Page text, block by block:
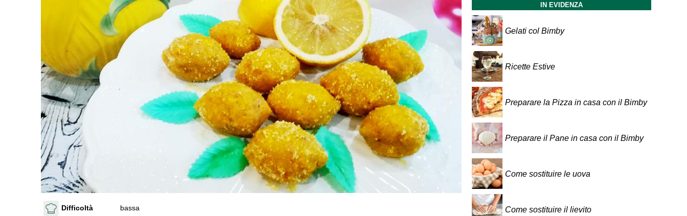
Difficoltà bassa
IN EVIDENZA
Gelati col Bimby
Ricette Estive
Preparare la Pizza in casa con il Bimby
Preparare il Pane in casa con il Bimby
Come sostituire le uova
Come sostituire il lievito